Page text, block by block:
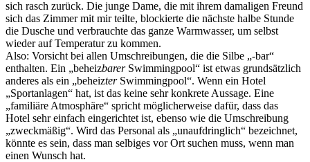
sich rasch zurück. Die junge Dame, die mit ihrem damaligen Freund
sich das Zimmer mit mir teilte, blockierte die nächste halbe Stunde
die Dusche und verbrauchte das ganze Warmwasser, um selbst
wieder auf Temperatur zu kommen.
Also: Vorsicht bei allen Umschreibungen, die die Silbe „-bar“
enthalten. Ein „beheizbarerSwimmingpool“ ist etwas grundsätzlich
anderes als ein „beheizter Swimmingpool“. Wenn ein Hotel
„Sportanlagen“ hat, ist das keine sehr konkrete Aussage. Eine
„familiäre Atmosphäre“ spricht möglicherweise dafür, dass das
Hotel sehr einfach eingerichtet ist, ebenso wie die Umschreibung
„zweckmäßig“. Wird das Personal als „unaufdringlich“ bezeichnet,
könnte es sein, dass man selbiges vor Ort suchen muss, wenn man
einen Wunsch hat.